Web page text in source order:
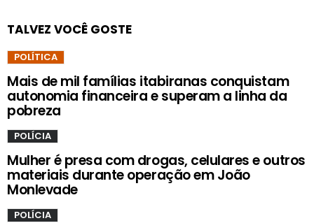
TALVEZ VOCÊ GOSTE
POLÍTICA
Mais de mil famílias itabiranas conquistam
autonomia financeira e superam a linha da
pobreza
POLÍCIA
Mulher é presa com drogas, celulares e outros
materiais durante operação em João
Monlevade
POLÍCIA